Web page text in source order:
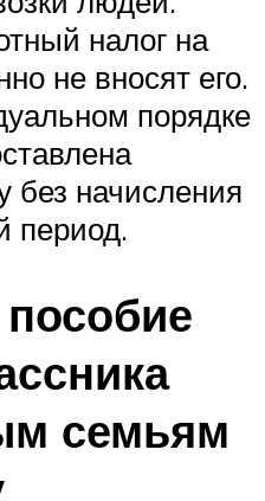
налог на
не вносят его.
порядке
без начисления
период.
семьям